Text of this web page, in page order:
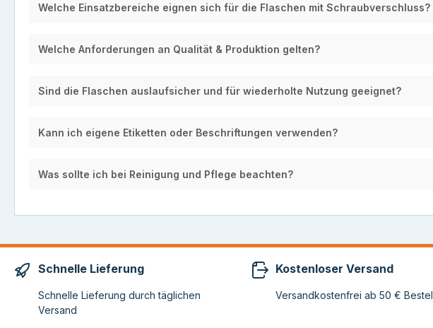
Welche Einsatzbereiche eignen sich für die Flaschen mit Schraubverschluss?
Welche Anforderungen an Qualität & Produktion gelten?
Sind die Flaschen auslaufsicher und für wiederholte Nutzung geeignet?
Kann ich eigene Etiketten oder Beschriftungen verwenden?
Was sollte ich bei Reinigung und Pflege beachten?
Schnelle Lieferung
Schnelle Lieferung durch täglichen
Versand
Kostenloser Versand
Versandkostenfrei ab 50 €